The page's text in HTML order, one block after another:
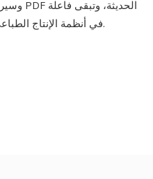
في أنظمة الإنتاج الطباعي ومعالجة المستندات حول العالم.